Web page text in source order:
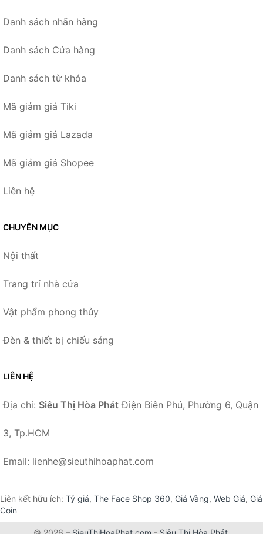
Danh sách nhãn hàng
Danh sách Cửa hàng
Danh sách từ khóa
Mã giảm giá Tiki
Mã giảm giá Lazada
Mã giảm giá Shopee
Liên hệ
CHUYÊN MỤC
Nội thất
Trang trí nhà cửa
Vật phẩm phong thủy
Đèn & thiết bị chiếu sáng
LIÊN HỆ
Địa chỉ: Siêu Thị Hòa Phát Điện Biên Phủ, Phường 6, Quận
3, Tp.HCM
Email: lienhe@sieuthihoaphat.com
Liên kết hữu ích: Tỷ giá, The Face Shop 360, Giá Vàng, Web Giá, Giá
Coin